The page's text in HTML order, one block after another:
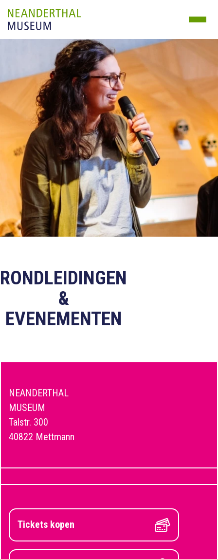
RONDLEIDINGEN
&
EVENEMENTEN
NEANDERTHAL
MUSEUM
Talstr. 300
40822 Mettmann
Tickets kopen